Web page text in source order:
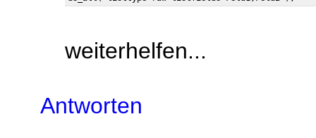
weiterhelfen...
Antworten